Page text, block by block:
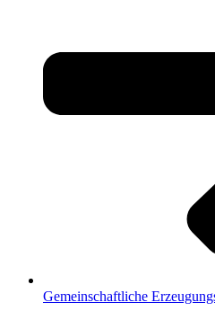
Gemeinschaftliche